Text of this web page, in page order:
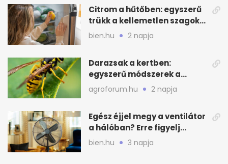
Citrom a hűtőben: egyszerű
trükk a kellemetlen szagok
ellen
bien.hu 2 napja
Darazsak a kertben:
egyszerű módszerek a
távoltartásukra nyáron
agroforum.hu 2 napja
Egész éjjel megy a ventilátor
a hálóban? Erre figyelj
alvásnál nyáron
bien.hu 3 napja